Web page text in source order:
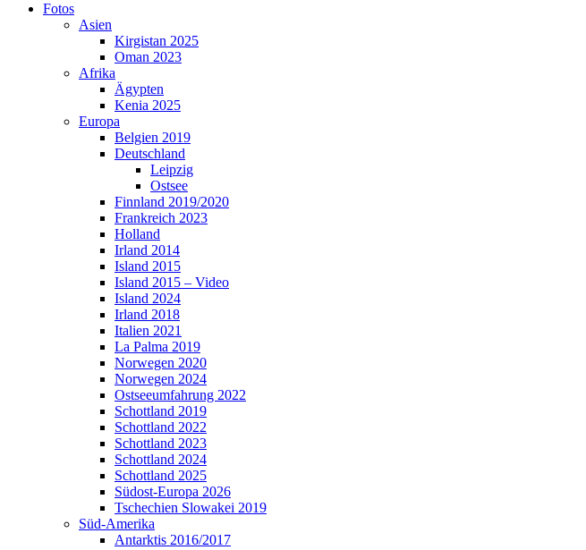
Fotos
Asien
Kirgistan 2025
Oman 2023
Afrika
Ägypten
Kenia 2025
Europa
Belgien 2019
Deutschland
Leipzig
Ostsee
Finnland 2019/2020
Frankreich 2023
Holland
Irland 2014
Island 2015
Island 2015 – Video
Island 2024
Irland 2018
Italien 2021
La Palma 2019
Norwegen 2020
Norwegen 2024
Ostseeumfahrung 2022
Schottland 2019
Schottland 2022
Schottland 2023
Schottland 2024
Schottland 2025
Südost-Europa 2026
Tschechien Slowakei 2019
Süd-Amerika
Antarktis 2016/2017